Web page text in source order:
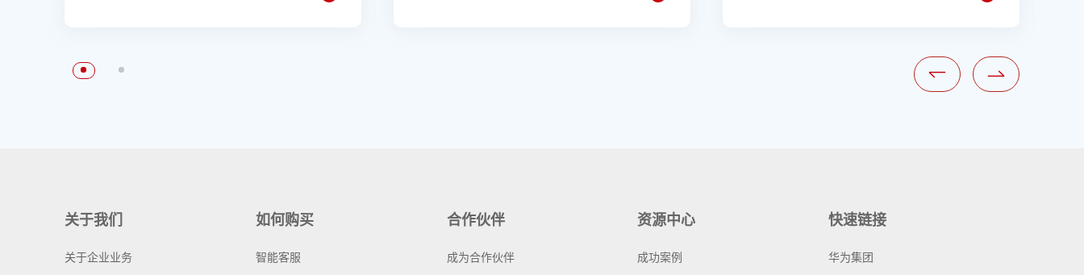
关于我们
关于企业业务
如何购买
智能客服
合作伙伴
成为合作伙伴
资源中心
成功案例
快速链接
华为集团